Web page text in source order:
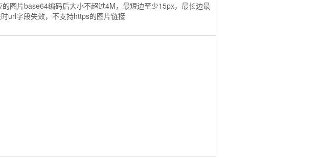
图片base64编码后大小不超过4M，最短边至少15px，最长边最
url字段失效，不支持https的图片链接